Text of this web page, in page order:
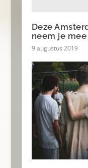
Deze
neem je
9 augustus 2019